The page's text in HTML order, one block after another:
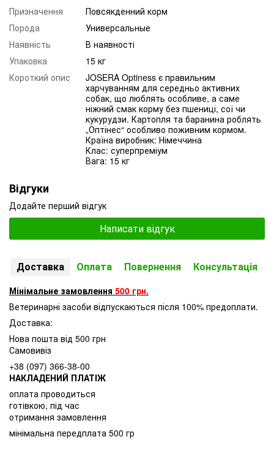
Призначення
Повсякденний корм
Порода
Универсальные
Наявність
В наявності
Упаковка
15 кг
Короткий опис
JOSERA Optiness є правильним
харчуванням для середньо активних
собак, що люблять особливе, а саме
ніжний смак корму без пшениці, сої чи
кукурудзи. Картопля та баранина роблять
„Оптінес“ особливо поживним кормом.
Країна виробник: Німеччина
Клас: суперпреміум
Вага: 15 кг
Відгуки
Додайте перший відгук
Написати відгук
Доставка Оплата Повернення Консультація
Мінімальне замовлення 500 грн.
Ветеринарні засоби відпускаються після 100% предоплати.
Доставка:
Нова пошта від 500 грн
Самовивіз
+38 (097) 366-38-00
НАКЛАДЕНИЙ ПЛАТІЖ
оплата проводиться
готівкою, під час
отримання замовлення
мінімальна передплата 500 гр